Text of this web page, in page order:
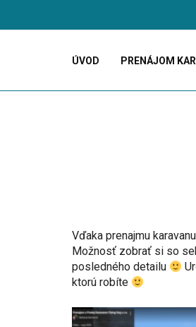
ÚVOD PRENÁJOM
Vďaka prenajmu
Možnosť zobrať si so
posledného detailu
ktorú robíte